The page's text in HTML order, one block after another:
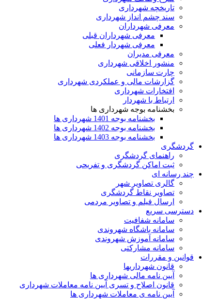
تاریخچه شهرداری
سند چشم انداز شهرداری
معرفی شهرداران
معرفی شهرداران قبلی
معرفی شهردار فعلی
معرفی مدیران
منشور اخلاقی شهرداری
چارت سازمانی
گزارشات مالی و عملکردی شهرداری
افتخارات شهرداری
ارتباط با شهردار
بخشنامه بوجه شهرداری ها
بخشنامه بوجه 1401 شهرداری ها
بخشنامه بوجه 1402 شهرداری ها
بخشنامه بوجه 1403 شهرداری ها
گردشگری
راهنمای گردشگری
ثبت اماکن گردشگری و تفریحی
چند رسانه ای
گالری تصاویر شهر
تصاویر نقاط گردشگری
ارسال فیلم و تصاویر مردمی
دسترسی سریع
سامانه شفافیت
سامانه باشگاه شهروندی
سامانه آموزش شهروندی
سامانه مشارکتی
قوانین و مقررات
قانون شهرداریها
آیین نامه مالی شهرداری ها
قانون اصلاح و تسری آیین نامه معاملات شهرداری
آیین نامه ی معاملات شهرداری ها